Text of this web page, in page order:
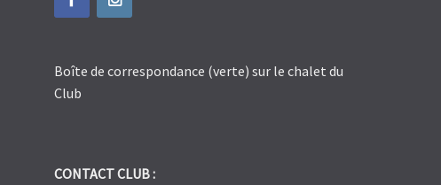
Boîte de correspondance (verte) sur le chalet du
Club
CONTACT CLUB :